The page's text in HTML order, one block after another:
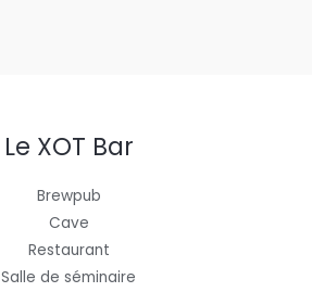
Le XOT Bar
Brewpub
Cave
Restaurant
Salle de séminaire